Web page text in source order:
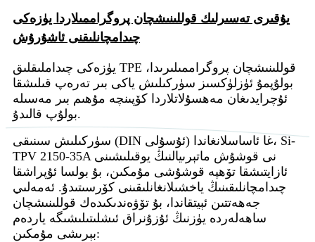
يۇقىرى تەسىرلىك قوللىنىشچان پروگراممىلاردا يۈزەكى
چىدامچانلىقنى ئاشۇرۇش
يۈزەكى چىداملىقلىق TPE قوللىنىشچان پروگراممىلىرىدا،
بولۇپمۇ ئۈزلۈكسىز سۈركىلىش ياكى بىر تەرەپ قىلىشقا
ئۇچرايدىغان مەھسۇلاتلاردا كۆپىنچە مۇھىم بىر مەسىلە
بولۇپ قالىدۇ.
سۈركىلىش سىنىقى (DIN ئۇسۇلى) غا ئاساسلانغاندا، Si-
TPV 2150-35A نى قوشۇش ماتېرىيالنىڭ يوقىلىشىنى
ئازايتىشقا تۆھپە قوشۇشى مۇمكىن، بۇ بولسا ئۇپراشقا
چىدامچانلىقىنىڭ ياخشىلانغانلىقىنى كۆرسىتىدۇ. ئەمەلىي
جەھەتتىن ئېيتقاندا، بۇ تۆۋەندىكىدەك قوللىنىشچان
ساھەلەردە يۈزنىڭ ئۇزۇنراق ئىشلىتىلىشىگە ياردەم
بېرىشى مۇمكىن: